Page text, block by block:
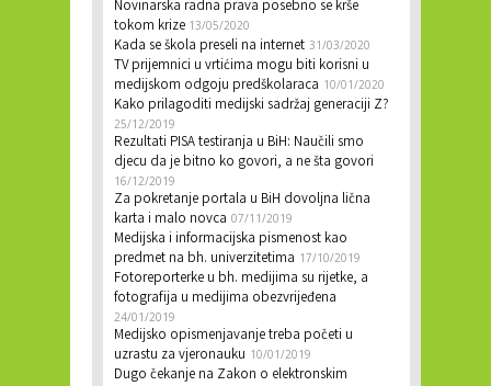
Novinarska radna prava posebno se krše
tokom krize 13/05/2020
Kada se škola preseli na internet 31/03/2020
TV prijemnici u vrtićima mogu biti korisni u
medijskom odgoju predškolaraca 10/01/2020
Kako prilagoditi medijski sadržaj generaciji Z?
25/12/2019
Rezultati PISA testiranja u BiH: Naučili smo
djecu da je bitno ko govori, a ne šta govori
16/12/2019
Za pokretanje portala u BiH dovoljna lična
karta i malo novca 07/11/2019
Medijska i informacijska pismenost kao
predmet na bh. univerzitetima 17/10/2019
Fotoreporterke u bh. medijima su rijetke, a
fotografija u medijima obezvrijeđena
24/01/2019
Medijsko opismenjavanje treba početi u
uzrastu za vjeronauku 10/01/2019
Dugo čekanje na Zakon o elektronskim